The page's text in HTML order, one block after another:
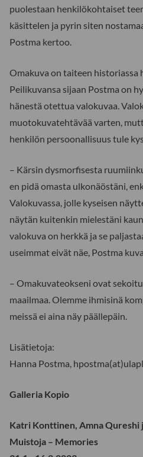
puolestaan henkilökohtaiset
käsittelen ja pyrin siten
Postma kertoo.
Omakuva on taiteen historiassa
Peilikuvansa sijaan Postma on
hänestä otettua valokuvaa.
muotokuvatehtävää varten,
henkilön persoonallisuus tule
– Kärsin dysmorfisesta
en pidä omasta ulkonäöstäni,
Valokuvassa, jolle kyseisen
näytän kuitenkin mielestäni
valokuva on herkkä ja se
useimmat eivät näe, Postma
– Omakuvateokseni ovat
maailmaa. Olemme ihmisinä
meissä ei aina näy päällepäin.
Lisätietoja:
Hanna Postma,
Galleria Kopio
Katri Konttinen, Amna Qureshi
Muistoja – Memories